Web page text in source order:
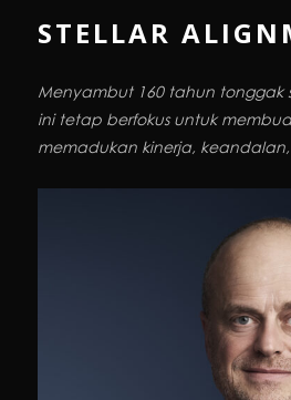
STELLAR
Menyambut 160 tahun tonggak
ini tetap berfokus untuk
memadukan kinerja,